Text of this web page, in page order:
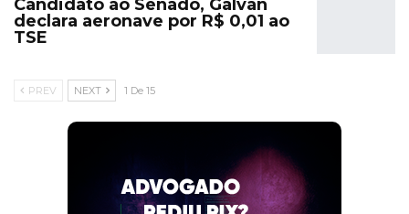
Candidato ao Senado, Galvan
declara aeronave por R$ 0,01 ao
TSE
PREV NEXT 1 De 15